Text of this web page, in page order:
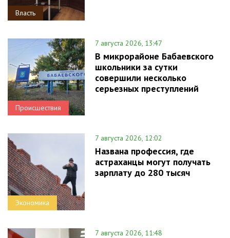
Власть
Происшествия
7 августа 2026, 13:47
В микрорайоне Бабаевского
школьники за сутки
совершили несколько
серьезных преступлений
Экономика
7 августа 2026, 12:02
Названа профессия, где
астраханцы могут получать
зарплату до 280 тысяч
7 августа 2026, 11:48